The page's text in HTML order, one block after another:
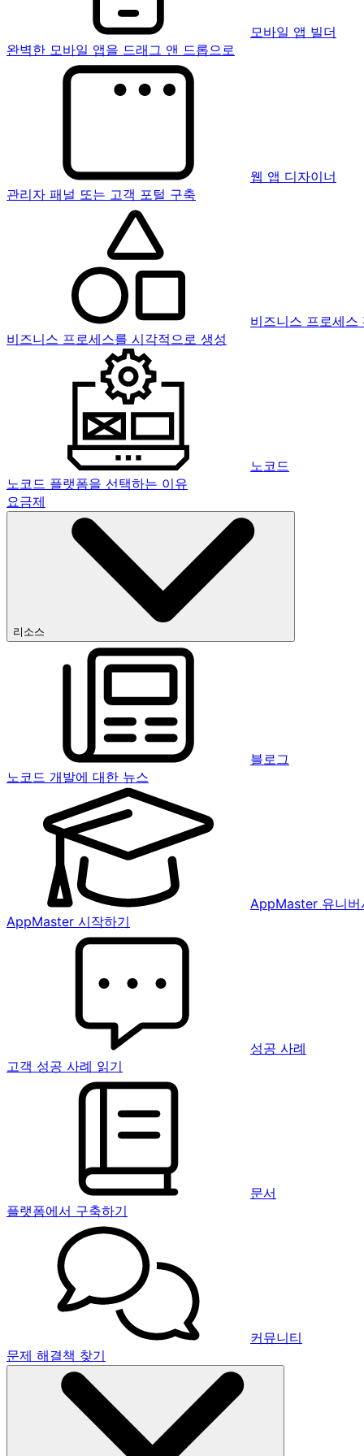
모바일 앱 빌더
완벽한 모바일 앱을 드래그 앤 드롭으로
웹 앱 디자이너
관리자 패널 또는 고객 포털 구축
비즈니스 프로세스
비즈니스 프로세스를 시각적으로 생성
노코드
노코드 플랫폼을 선택하는 이유
요금제
리소스
블로그
노코드 개발에 대한 뉴스
AppMaster 유니버
AppMaster 시작하기
성공 사례
고객 성공 사례 읽기
문서
플랫폼에서 구축하기
커뮤니티
문제 해결책 찾기